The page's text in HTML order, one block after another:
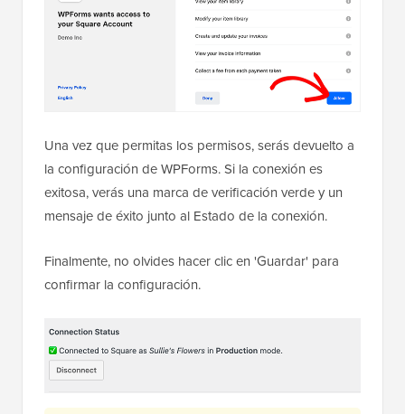
Una vez que permitas los permisos, serás devuelto a
la configuración de WPForms. Si la conexión es
exitosa, verás una marca de verificación verde y un
mensaje de éxito junto al Estado de la conexión.
Finalmente, no olvides hacer clic en 'Guardar' para
confirmar la configuración.